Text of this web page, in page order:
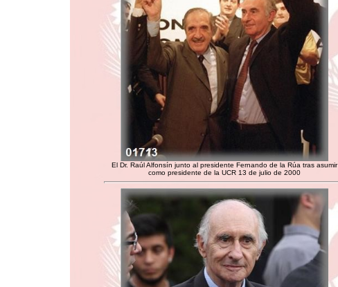
El Dr. Raúl Alfonsín junto al presidente Fernando de la Rúa tras asumir
como presidente de la UCR 13 de julio de 2000